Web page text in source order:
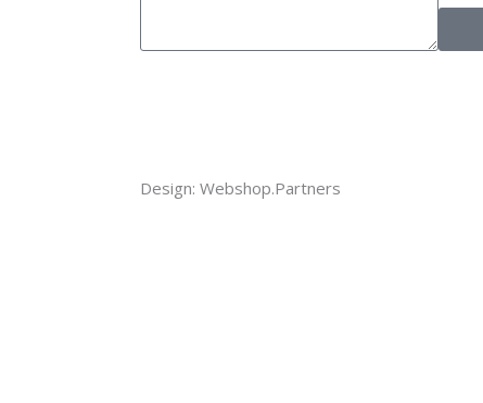
Design: Webshop.Partners